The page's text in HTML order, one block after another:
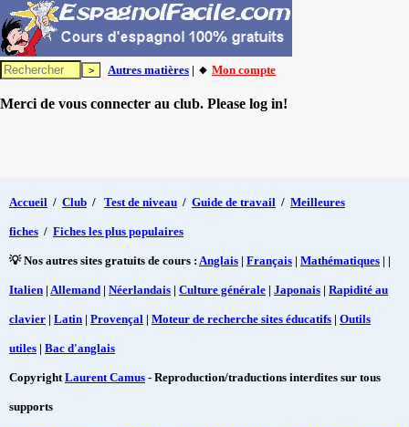
Autres matières | 🔸 Mon compte
Merci de vous connecter au club. Please log in!
Accueil / Club / Test de niveau / Guide de travail / Meilleures
fiches / Fiches les plus populaires
💡 Nos autres sites gratuits de cours : Anglais | Français | Mathématiques | |
Italien | Allemand | Néerlandais | Culture générale | Japonais | Rapidité au
clavier | Latin | Provençal | Moteur de recherche sites éducatifs | Outils
utiles | Bac d'anglais
CopyrightLaurent Camus - Reproduction/traductions interdites sur tous
supports